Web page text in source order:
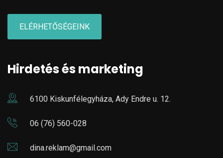
ELÉRHETŐSÉGEINK
Hirdetés és marketing
6100 Kiskunfélegyháza, Ady Endre u. 12.
06 (76) 560-028
dina.reklam@gmail.com